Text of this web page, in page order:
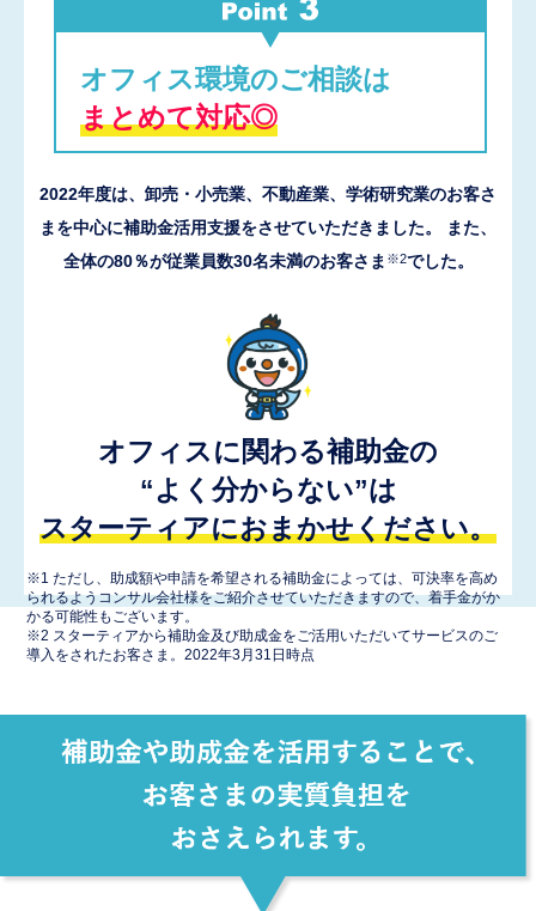
オフィス環境のご相談は
まとめて対応◎
2022年度は、卸売・小売業、不動産業、学術研究業のお客さ
まを中心に補助金活用支援をさせていただきました。
また、
全体の80％が従業員数30名未満のお客さま ※2でした。
オフィスに関わる補助金の
“よく分からない”は
スターティアにおまかせください。
※1 ただし、助成額や申請を希望される補助金によっては、可決率を高め
られるようコンサル会社様をご紹介させていただきますので、着手金がか
かる可能性もございます。
※2 スターティアから補助金及び助成金をご活用いただいてサービスのご
導入をされたお客さま。2022年3月31日時点